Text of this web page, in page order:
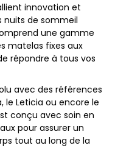
innovation et
nuits de sommeil
une gamme
matelas fixes aux
répondre à tous vos
avec des références
le Leticia ou encore le
conçu avec soin en
pour assurer un
tout au long de la